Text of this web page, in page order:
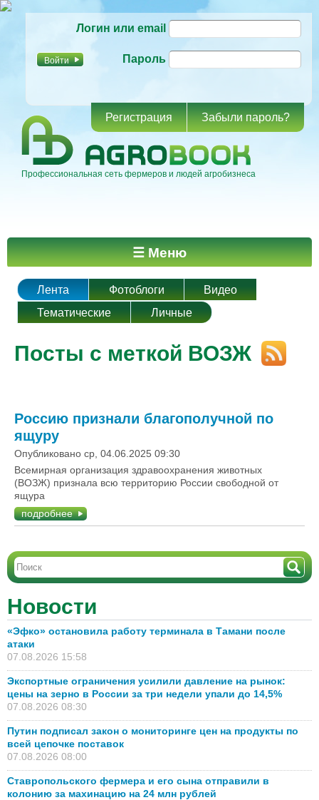
основному
Логин или email
Пароль
Регистрация Забыли пароль?
Профессиональная сеть фермеров и людей агробизнеса
Главное меню ☰ Меню
Лента Фотоблоги
Видео
Тематические
Личные
Посты с меткой ВОЗЖ
Россию признали благополучной по
ящуру
Опубликовано ср, 04.06.2025 09:30
Всемирная организация здравоохранения животных
(ВОЗЖ) признала всю территорию России свободной от
ящура
подробнее
Новости
«Эфко» остановила работу терминала в Тамани после
атаки
07.08.2026 15:58
Экспортные ограничения усилили давление на рынок:
цены на зерно в России за три недели упали до 14,5%
07.08.2026 08:30
Путин подписал закон о мониторинге цен на продукты по
всей цепочке поставок
07.08.2026 08:00
Ставропольского фермера и его сына отправили в
колонию за махинацию на 24 млн рублей